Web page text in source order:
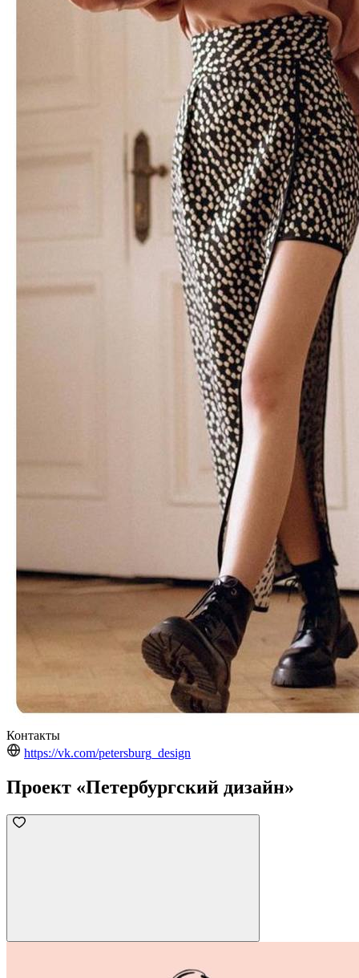
Контакты
https://vk.com/petersburg_design
Проект «Петербургский дизайн»